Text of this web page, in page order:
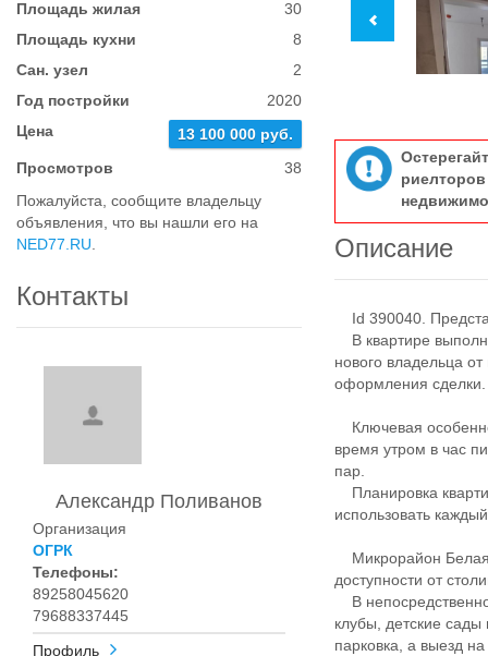
Площадь жилая
30
Площадь кухни
8
Сан. узел
2
Год постройки
2020
Цена
13 100 000 руб.
Просмотров
38
Пожалуйста, сообщите владельцу
объявления, что вы нашли его на
NED77.RU
Контакты
Александр Поливанов
Организация
ОГРК
Телефоны:
89258045620
79688337445
Профиль
Описание
Id 390040.
В квартире
нового владельца
оформления сделки.
Ключевая
время утром в час
пар.
Планировка
использовать
Микрорайон Белая
доступности от
В
клубы, детские
парковка, а выезд